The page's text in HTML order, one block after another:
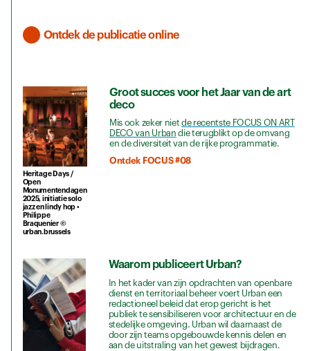
Ontdek de publicatie online
Heritage Days /
Open
Monumentendagen
2025, initiatie solo
jazz en lindy hop •
Philippe
Braquenier ©
urban.brussels
Groot succes voor het Jaar van de art
deco
Mis ook zeker niet de recentste FOCUS ON ART
DECO van Urban die terugblikt op de omvang
en de diversiteit van de rijke programmatie.
Ontdek FOCUS #08
Waarom publiceert Urban?
In het kader van zijn opdrachten van openbare
dienst en territoriaal beheer voert Urban een
redactioneel beleid dat erop gericht is het
publiek te sensibiliseren voor architectuur en de
stedelijke omgeving. Urban wil daarnaast de
door zijn teams opgebouwde kennis delen en
aan de uitstraling van het gewest bijdragen.